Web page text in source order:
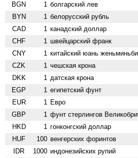
BGN 1 болгарский лев
BYN 1 белорусский рубль
CAD 1 канадский доллар
CHF 1 швейцарский франк
CNY 1 китайский юань женьминьби
CZK 1 чешская крона
DKK 1 датская крона
EGP 1 египетский фунт
EUR 1 Евро
GBP 1 фунт стерлингов
HKD 1 гонконгский доллар
HUF 100 венгерских форинтов
IDR 1000 индонезийских рупий